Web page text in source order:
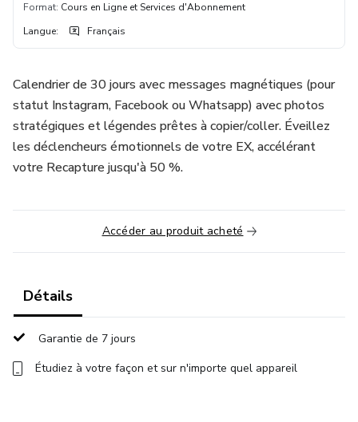
Format: Cours en Ligne et Services d'Abonnement
Langue: Français
Calendrier de 30 jours avec messages magnétiques (pour
statut Instagram, Facebook ou Whatsapp) avec photos
stratégiques et légendes prêtes à copier/coller. Éveillez
les déclencheurs émotionnels de votre EX, accélérant
votre Recapture jusqu'à 50 %.
Accéder au produit acheté
Détails
Garantie de 7 jours
Étudiez à votre façon et sur n'importe quel appareil